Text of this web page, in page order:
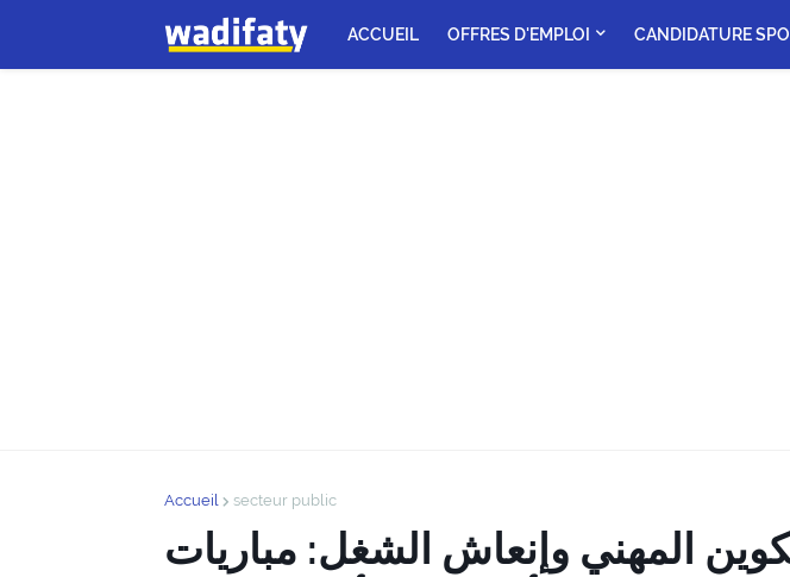
ACCUEIL OFFRES D'EMPLOI CANDIDATURE
Accueil secteur public
المهني وإنعاش الشغل: مباريات